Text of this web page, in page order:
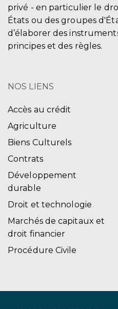
privé - en particulier le
États ou des groupes
d’élaborer des
principes et des règles.
NOS LIENS
Accès au crédit
Agriculture
Biens Culturels
Contrats
Développement
durable
Droit et technologie
Marchés de capitaux et
droit financier
Procédure Civile